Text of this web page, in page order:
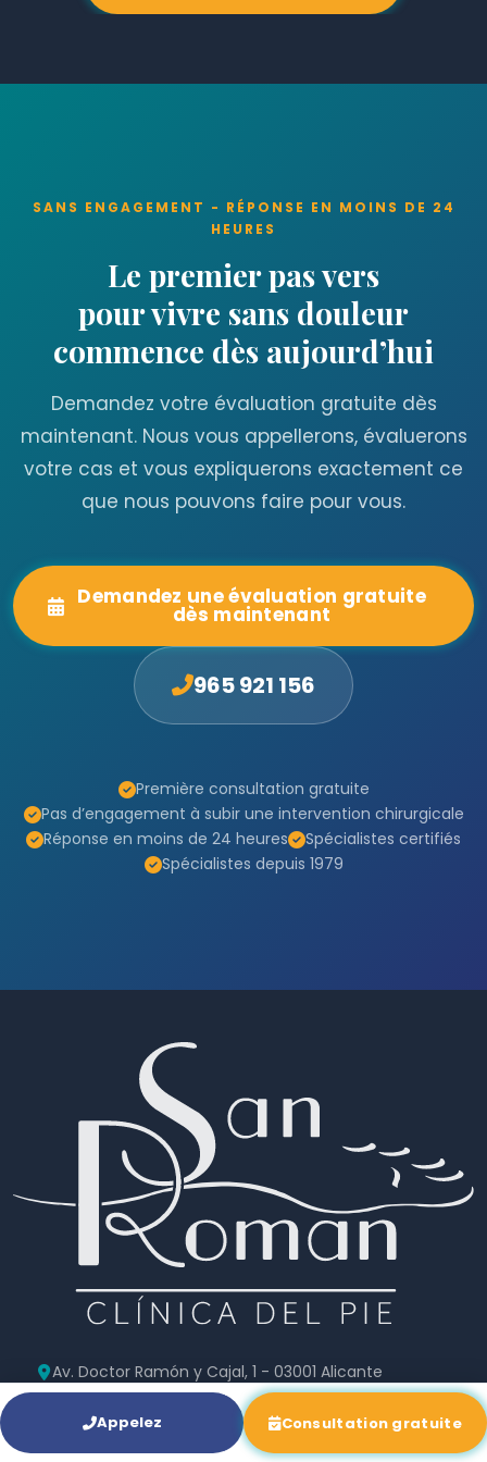
l’alignement osseux de l’orteil et supprime
SANS ENGAGEMENT - RÉPONSE EN MOINS DE 24
HEURES
Le premier pas vers
pour vivre sans douleur
commence dès aujourd’hui
Demandez votre évaluation gratuite dès
maintenant. Nous vous appellerons, évaluerons
votre cas et vous expliquerons exactement ce
que nous pouvons faire pour vous.
Demandez une évaluation gratuite
dès maintenant
965 921 156
Première consultation gratuite
Pas d’engagement à subir une intervention chirurgicale
Réponse en moins de 24 heures
Spécialistes certifiés
Spécialistes depuis 1979
Av. Doctor Ramón y Cajal, 1 - 03001 Alicante
965 921 156
info@clinicasanroman.com
Du lundi au vendredi - 9:00 - 19:00h (août : 9h–17h
Appelez Consultation gratuite